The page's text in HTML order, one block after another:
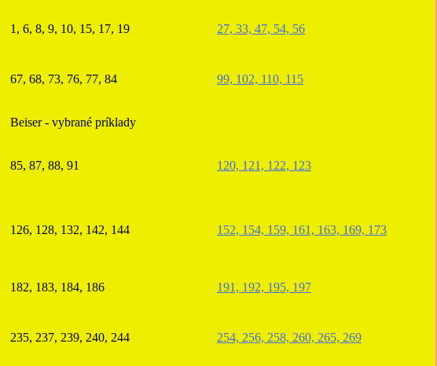
1, 6, 8, 9, 10, 15, 17, 19 27, 33, 47, 54, 56
67, 68, 73, 76, 77, 84 99, 102, 110, 115
Beiser - vybrané príklady
85, 87, 88, 91 120, 121, 122, 123
126, 128, 132, 142, 144 152, 154, 159, 161, 163, 169, 173
182, 183, 184, 186 191, 192, 195, 197
235, 237, 239, 240, 244 254, 256, 258, 260, 265, 269